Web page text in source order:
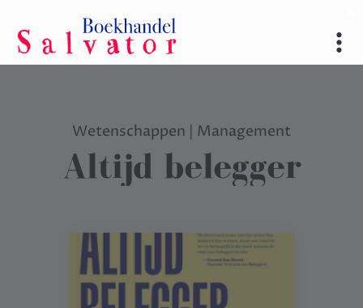
Wetenschappen | Management
Altijd belegger